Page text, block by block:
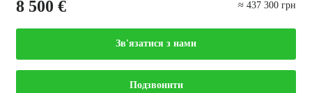
8 500 € ≈ 437 300 грн
Зв'язатися з нами
Подзвонити